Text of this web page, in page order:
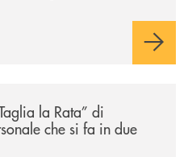
la Rata” di
che si fa in due